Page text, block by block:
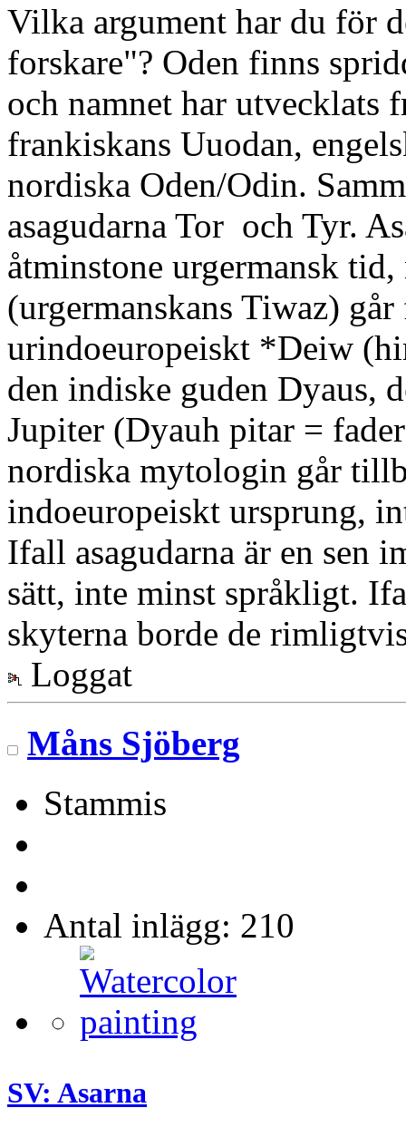
Vilka argument har du för
forskare"? Oden finns
och namnet har utvecklats
frankiskans Uuodan,
nordiska Oden/Odin.
asagudarna Tor och Tyr.
åtminstone urgermansk
(urgermanskans Tiwaz)
urindoeuropeiskt *Deiw
den indiske guden Dyaus,
Jupiter (Dyauh pitar =
nordiska mytologin går
indoeuropeiskt ursprung,
Ifall asagudarna är en sen
sätt, inte minst språkligt.
skyterna borde de
Loggat
Måns Sjöberg
Stammis
Antal inlägg: 210
SV: Asarna